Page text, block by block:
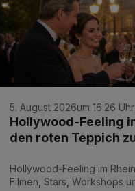
30. Juli 2026um 10:20 Uhr
Frankfurt Galaxy:
anderen Mut!
Julian ist der einzige Mann
Interview erzählt er, warum